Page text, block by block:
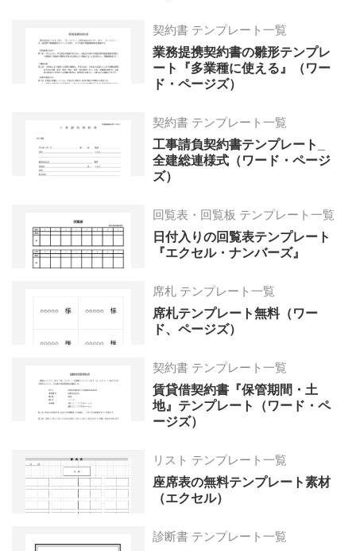
契約書 テンプレート一覧
業務提携契約書の雛形テンプレ
ート『多業種に使える』（ワー
ド・ページズ）
契約書 テンプレート一覧
工事請負契約書テンプレート_
全建総連様式（ワード・ページ
ズ）
回覧表・回覧板 テンプレート一覧
日付入りの回覧表テンプレート
『エクセル・ナンバーズ』
席札 テンプレート一覧
席札テンプレート無料（ワー
ド、ページズ）
契約書 テンプレート一覧
賃貸借契約書『保管期間・土
地』テンプレート（ワード・ペ
ージズ）
リスト テンプレート一覧
座席表の無料テンプレート素材
（エクセル）
診断書 テンプレート一覧